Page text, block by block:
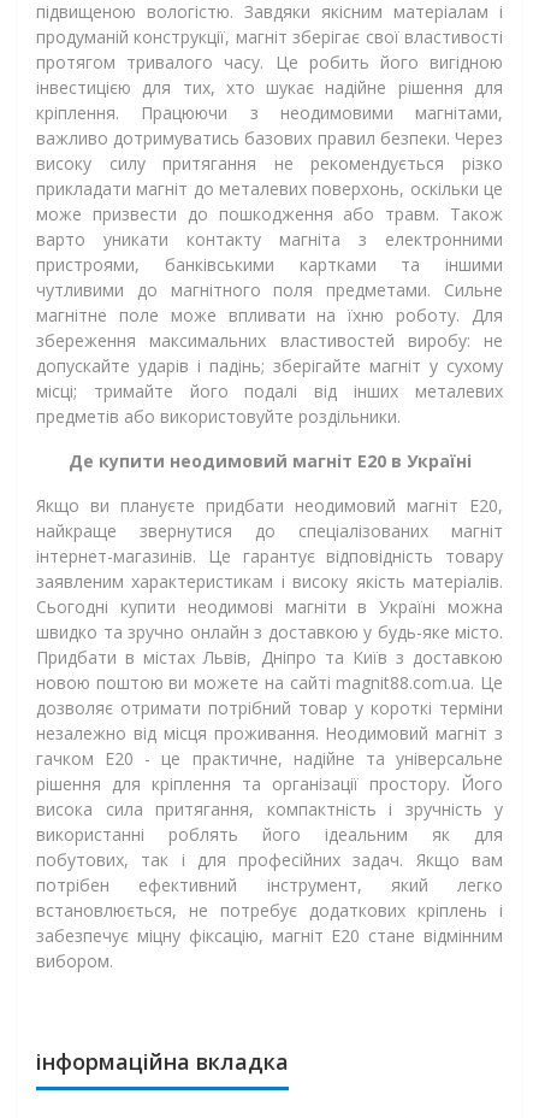
підвищеною вологістю. Завдяки якісним матеріалам і
продуманій конструкції, магніт зберігає свої властивості
протягом тривалого часу. Це робить його вигідною
інвестицією для тих, хто шукає надійне рішення для
кріплення. Працюючи з неодимовими магнітами,
важливо дотримуватись базових правил безпеки. Через
високу силу притягання не рекомендується різко
прикладати магніт до металевих поверхонь, оскільки це
може призвести до пошкодження або травм. Також
варто уникати контакту магніта з електронними
пристроями, банківськими картками та іншими
чутливими до магнітного поля предметами. Сильне
магнітне поле може впливати на їхню роботу. Для
збереження максимальних властивостей виробу: не
допускайте ударів і падінь; зберігайте магніт у сухому
місці; тримайте його подалі від інших металевих
предметів або використовуйте роздільники.
Де купити неодимовий магніт Е20 в Україні
Якщо ви плануєте придбати неодимовий магніт Е20,
найкраще звернутися до спеціалізованих магніт
інтернет-магазинів. Це гарантує відповідність товару
заявленим характеристикам і високу якість матеріалів.
Сьогодні купити неодимові магніти в Україні можна
швидко та зручно онлайн з доставкою у будь-яке місто.
Придбати в містах Львів, Дніпро та Київ з доставкою
новою поштою ви можете на сайті magnit88.com.ua. Це
дозволяє отримати потрібний товар у короткі терміни
незалежно від місця проживання. Неодимовий магніт з
гачком Е20 - це практичне, надійне та універсальне
рішення для кріплення та організації простору. Його
висока сила притягання, компактність і зручність у
використанні роблять його ідеальним як для
побутових, так і для професійних задач. Якщо вам
потрібен ефективний інструмент, який легко
встановлюється, не потребує додаткових кріплень і
забезпечує міцну фіксацію, магніт Е20 стане відмінним
вибором.
інформаційна вкладка